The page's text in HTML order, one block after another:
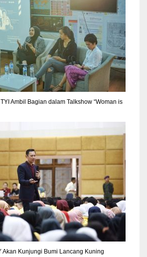
Ambil Bagian dalam Talkshow “Woman is
Akan Kunjungi Bumi Lancang Kuning